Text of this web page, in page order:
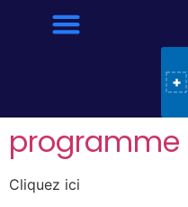
programme
Cliquez ici